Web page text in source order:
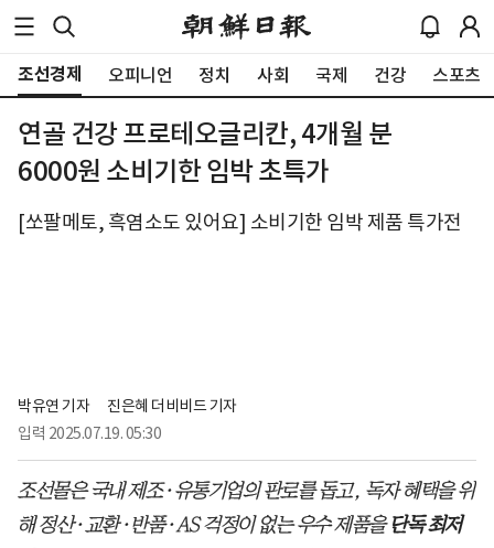
조선경제 오피니언 정치 사회 국제 건강 스포츠
연골 건강 프로테오글리칸, 4개월 분
6000원 소비기한 임박 초특가
[쏘팔메토, 흑염소도 있어요] 소비기한 임박 제품 특가전
박유연 기자
진은혜 더비비드 기자
입력 2025.07.19. 05:30
조선몰은 국내 제조·유통기업의 판로를 돕고, 독자 혜택을 위
해 정산·교환·반품·AS 걱정이 없는 우수 제품을 단독 최저